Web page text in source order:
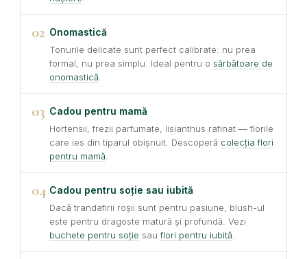
02 Onomastică
Tonurile delicate sunt perfect calibrate: nu prea
formal, nu prea simplu. Ideal pentru o sărbătoare de
onomastică
03 Cadou pentru mamă
Hortensii, frezii parfumate, lisianthus rafinat — florile
care ies din tiparul obișnuit. Descoperă colecția flori
pentru mamă
04 Cadou pentru soție sau iubită
Dacă trandafirii roșii sunt pentru pasiune, blush-ul
este pentru dragoste matură și profundă. Vezi
buchete pentru soție sauflori pentru iubită